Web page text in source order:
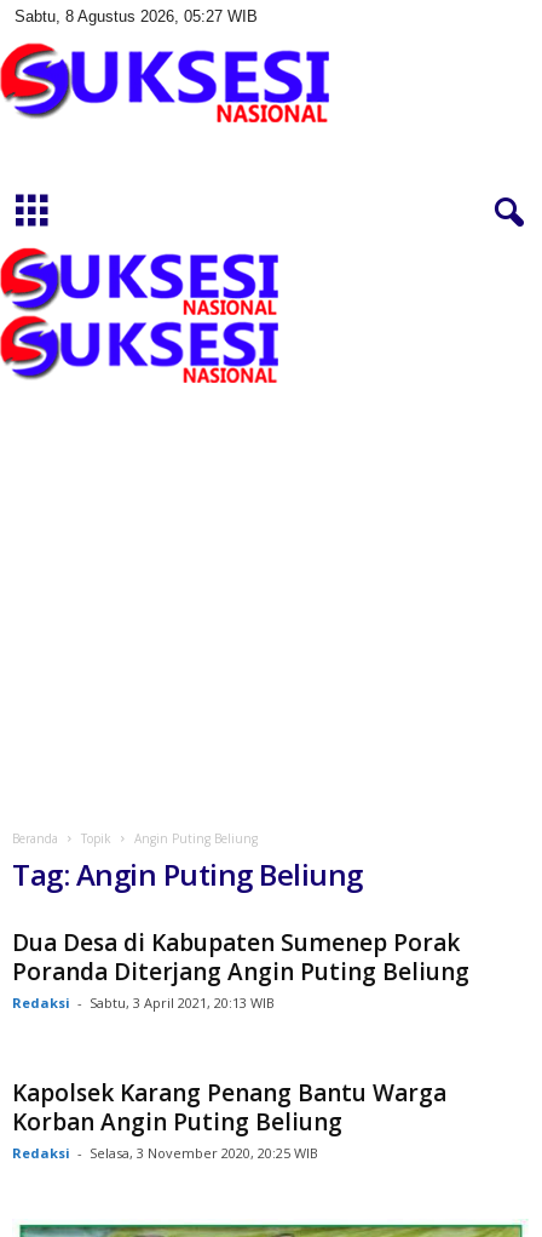
Sabtu, 8 Agustus 2026, 05:27 WIB
s
i
a
s
Beranda Topik Angin Puting Beliung
Tag: Angin Puting Beliung
Dua Desa di Kabupaten Sumenep Porak
Poranda Diterjang Angin Puting Beliung
Redaksi - Sabtu, 3 April 2021, 20:13 WIB
Kapolsek Karang Penang Bantu Warga
Korban Angin Puting Beliung
Redaksi - Selasa, 3 November 2020, 20:25 WIB